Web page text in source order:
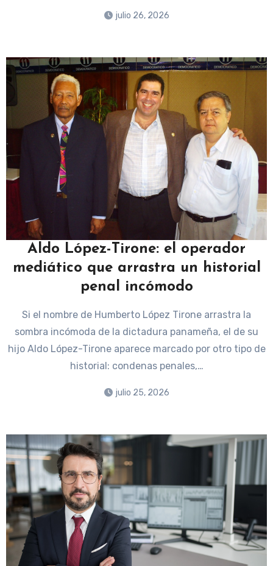
julio 26, 2026
Aldo López-Tirone: el operador
mediático que arrastra un historial
penal incómodo
Si el nombre de Humberto López Tirone arrastra la
sombra incómoda de la dictadura panameña, el de su
hijo Aldo López-Tirone aparece marcado por otro tipo de
historial: condenas penales,…
julio 25, 2026